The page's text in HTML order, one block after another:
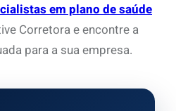
em plano de saúde
Corretora e encontre a
para a sua empresa.